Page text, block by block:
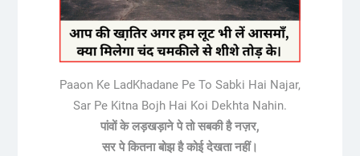
Paaon Ke LadKhadane Pe To Sabki Hai Najar,
Sar Pe Kitna Bojh Hai Koi Dekhta Nahin.
पांवों के लड़खड़ाने पे तो सबकी है नज़र,
सर पे कितना बोझ है कोई देखता नहीं।